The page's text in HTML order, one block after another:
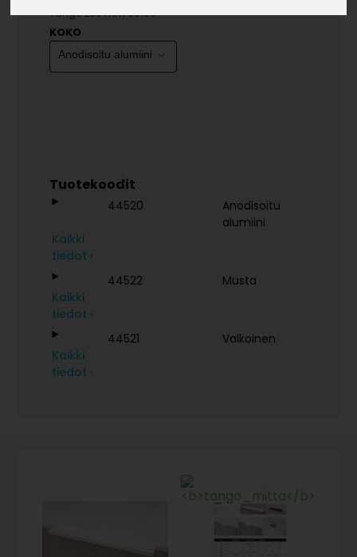
Tango 236 mm cc160
KOKO
Tuotekoodit
44520
Anodisoitu
alumiini
Kaikki
tiedot ›
44522
Musta
Kaikki
tiedot ›
44521
Valkoinen
Kaikki
tiedot ›